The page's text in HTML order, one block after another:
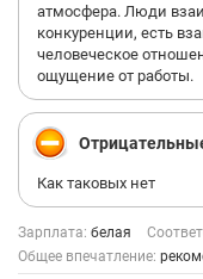
атмосфера. Люди
конкуренции, есть
человеческое
ощущение от работы.
Как таковых нет
Зарплата: белая
Общее впечатление: